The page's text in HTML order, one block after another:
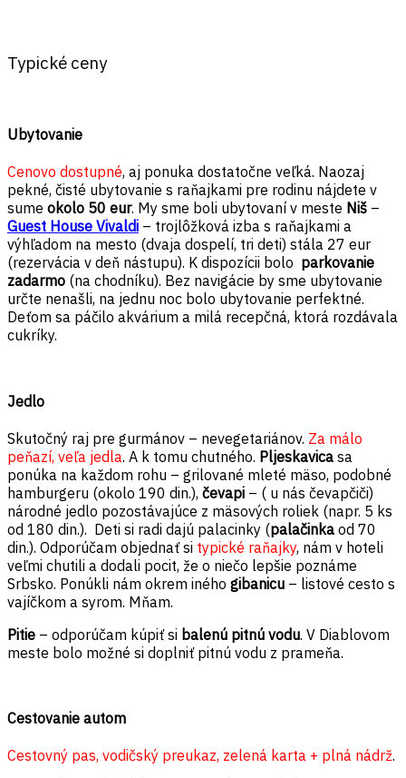
Typické ceny
Ubytovanie
Cenovo dostupné, aj ponuka dostatočne veľká. Naozaj
pekné, čisté ubytovanie s raňajkami pre rodinu nájdete v
sume okolo 50 eur. My sme boli ubytovaní v meste Niš –
Guest House Vivaldi – trojlôžková izba s raňajkami a
výhľadom na mesto (dvaja dospelí, tri deti) stála 27 eur
(rezervácia v deň nástupu). K dispozícii bolo parkovanie
zadarmo (na chodníku). Bez navigácie by sme ubytovanie
určte nenašli, na jednu noc bolo ubytovanie perfektné.
Deťom sa páčilo akvárium a milá recepčná, ktorá rozdávala
cukríky.
Jedlo
Skutočný raj pre gurmánov – nevegetariánov. Za málo
peňazí, veľa jedla. A k tomu chutného. Pljeskavica sa
ponúka na každom rohu – grilované mleté mäso, podobné
hamburgeru (okolo 190 din.), čevapi – ( u nás čevapčiči)
národné jedlo pozostávajúce z mäsových roliek (napr. 5 ks
od 180 din.). Deti si radi dajú palacinky (palačinka od 70
din.). Odporúčam objednať si typické raňajky, nám v hoteli
veľmi chutili a dodali pocit, že o niečo lepšie poznáme
Srbsko. Ponúkli nám okrem iného gibanicu – listové cesto s
vajíčkom a syrom. Mňam.
Pitie – odporúčam kúpiť si balenú pitnú vodu. V Diablovom
meste bolo možné si doplniť pitnú vodu z prameňa.
Cestovanie autom
Cestovný pas, vodičský preukaz, zelená karta + plná nádrž.